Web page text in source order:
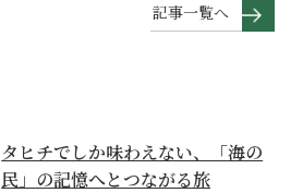
記事一覧へ
タヒチでしか味わえない、「海の
民」の記憶へとつながる旅